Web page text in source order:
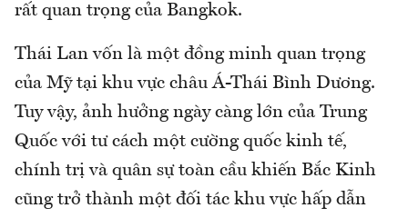
rất quan trọng của Bangkok.
Thái Lan vốn là một đồng minh quan trọng
của Mỹ tại khu vực châu Á-Thái Bình Dương.
Tuy vậy, ảnh hưởng ngày càng lớn của Trung
Quốc với tư cách một cường quốc kinh tế,
chính trị và quân sự toàn cầu khiến Bắc Kinh
cũng trở thành một đối tác khu vực hấp dẫn